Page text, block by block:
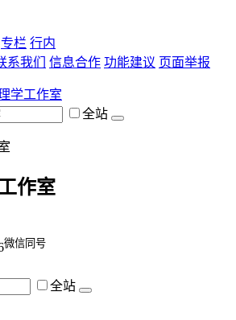
专栏 行内
系我们 信息合作 功能建议 页面举报
学工作室
全站
作室
微信同号
全站